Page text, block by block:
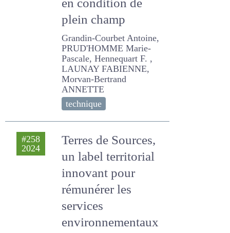
ray-grass anglais
(Lolium perenne)
en condition de
plein champ
Grandin-Courbet Antoine,
PRUD'HOMME Marie-
Pascale, Hennequart F. ,
LAUNAY FABIENNE,
Terres de Sources,
un label territorial
innovant pour
rémunérer les